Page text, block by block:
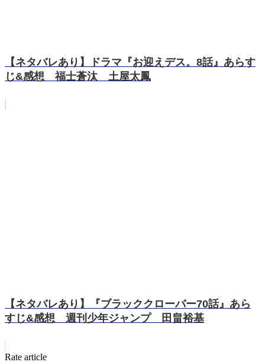
【ネタバレあり】ドラマ『お迎えデス。8話』あらす
じ&感想 福士蒼汰 土屋太鳳
【ネタバレあり】『ブラッククローバー70話』あら
すじ&感想 週刊少年ジャンプ 田畠裕基
Rate article